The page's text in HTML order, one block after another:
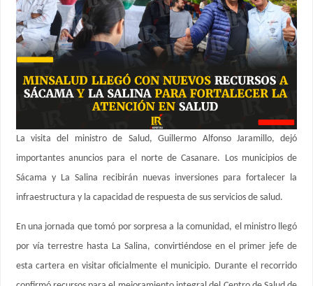
La visita del ministro de Salud, Guillermo Alfonso Jaramillo, dejó
importantes anuncios para el norte de Casanare. Los municipios de
Sácama y La Salina recibirán nuevas inversiones para fortalecer la
infraestructura y la capacidad de respuesta de sus servicios de salud.
En una jornada que tomó por sorpresa a la comunidad, el ministro llegó
por vía terrestre hasta La Salina, convirtiéndose en el primer jefe de
esta cartera en visitar oficialmente el municipio. Durante el recorrido